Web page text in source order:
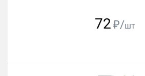
72 ₽/шт